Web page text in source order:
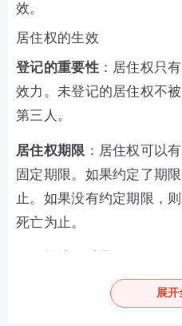
效。
居住权的生效
登记的重要性：居住权只
效力。未登记的居住权不
第三人。
居住权期限 ：居住权可以
固定期限。如果约定了期
止。如果没有约定期限，
死亡为止。
保障居住权的纯粹性和稳
展开